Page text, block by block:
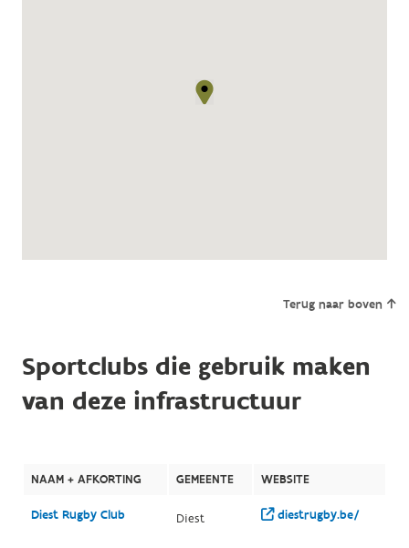
Terug naar boven
Sportclubs die gebruik maken
van deze infrastructuur
NAAM + AFKORTING GEMEENTE WEBSITE
Diest Rugby Club Diest diestrugby.be/